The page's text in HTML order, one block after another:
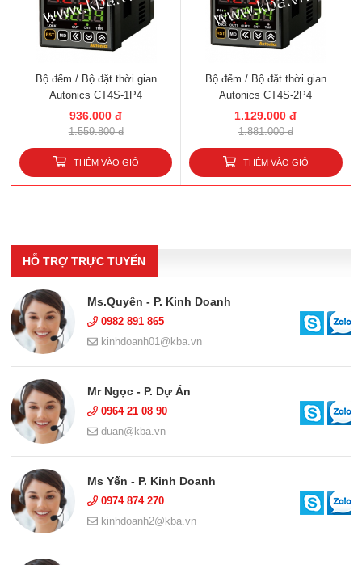
Bộ đếm / Bộ đặt thời gian
Autonics CT4S-1P4
936.000 đ
1.559.800 đ
THÊM VÀO GIỎ
Bộ đếm / Bộ đặt thời gian
Autonics CT4S-2P4
1.129.000 đ
1.881.000 đ
THÊM VÀO GIỎ
HỖ TRỢ TRỰC TUYẾN
Ms.Quyên - P. Kinh Doanh
0982 891 865
kinhdoanh01@kba.vn
Mr Ngọc - P. Dự Án
0964 21 08 90
duan@kba.vn
Ms Yến - P. Kinh Doanh
0974 874 270
kinhdoanh2@kba.vn